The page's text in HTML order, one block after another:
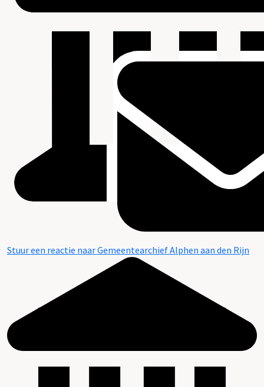
Stuur een reactie naar Gemeentearchief Alphen aan den Rijn